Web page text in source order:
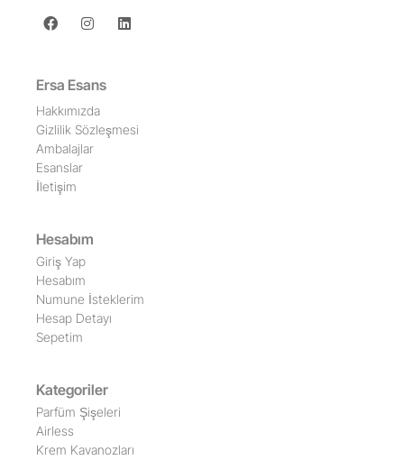
Ersa Esans
Hakkımızda
Gizlilik Sözleşmesi
Ambalajlar
Esanslar
İletişim
Hesabım
Giriş Yap
Hesabım
Numune İsteklerim
Hesap Detayı
Sepetim
Kategoriler
Parfüm Şişeleri
Airless
Krem Kavanozları